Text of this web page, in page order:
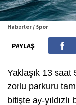
Haberler / Spor
PAYLAŞ
Yaklaşık 13
zorlu parkuru
bitişte ay-yıldızlı